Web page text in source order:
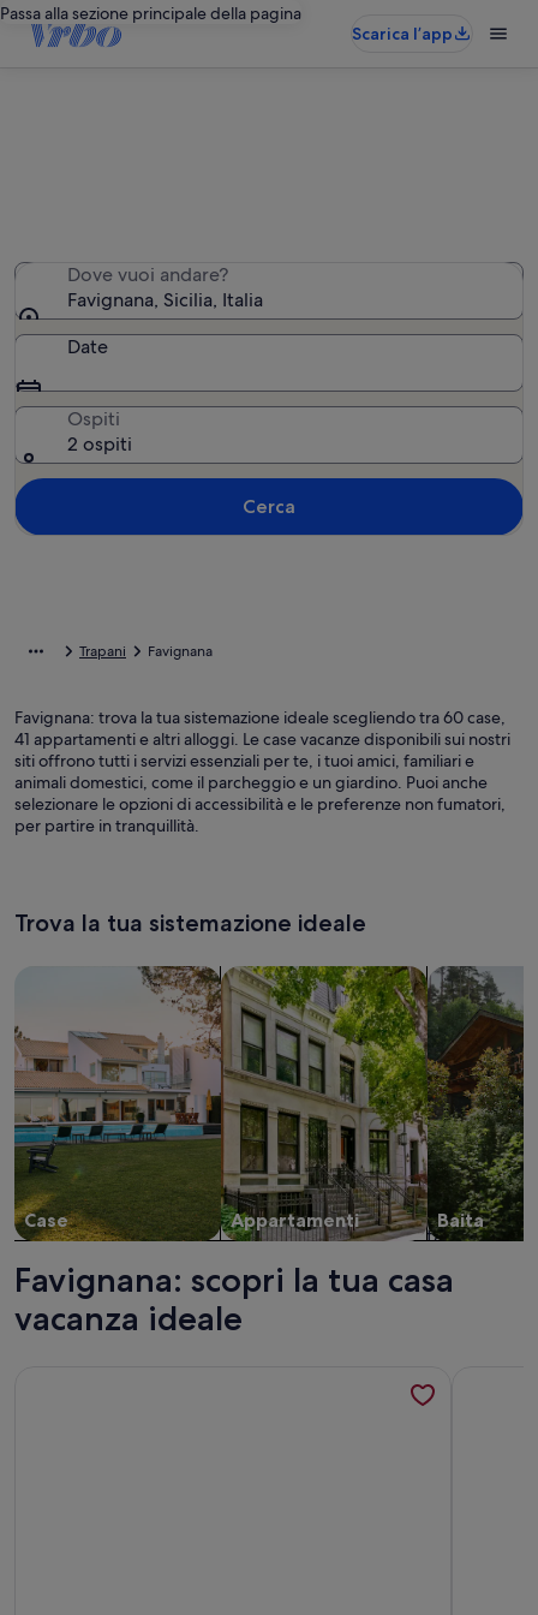
Passa alla sezione principale della pagina
Scarica l’app
Dove vuoi andare?
Favignana, Sicilia, Italia
Date
Ospiti
2 ospiti
Cerca
Trapani Favignana
Favignana: trova la tua sistemazione ideale scegliendo tra 60 case,
41 appartamenti e altri alloggi. Le case vacanze disponibili sui nostri
siti offrono tutti i servizi essenziali per te, i tuoi amici, familiari e
animali domestici, come il parcheggio e un giardino. Puoi anche
selezionare le opzioni di accessibilità e le preferenze non fumatori,
per partire in tranquillità.
Trova la tua sistemazione ideale
Case
Cerca una casa
Appartamenti
Cerca un appartamento
Baita
cerca baite
Favignana: scopri la tua casa
vacanza ideale
Maggiori informazioni su Casa Anna 'PROMOZIONE'